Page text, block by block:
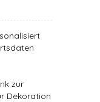
zur
Dekoration